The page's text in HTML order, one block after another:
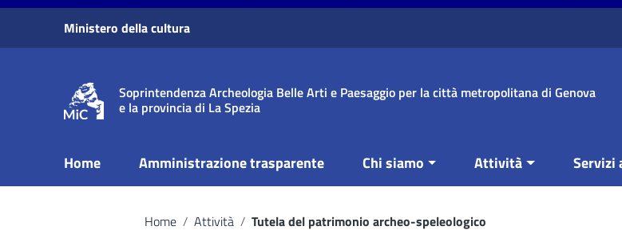
Vai ai contenuti
Vai al menu di navigazione
Ministero della cultura
Soprintendenza Archeologia Belle Arti e Paesaggio per la città metropolitana di Genova
e la provincia di La Spezia
Home Amministrazione trasparente Chi siamo Attività Servizi
Home / Attività / Tutela del patrimonio archeo-speleologico